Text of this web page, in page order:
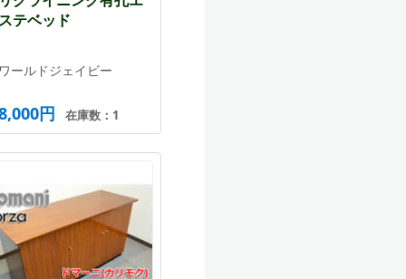
テベッド
ールドジェイビー
円 在庫数：1